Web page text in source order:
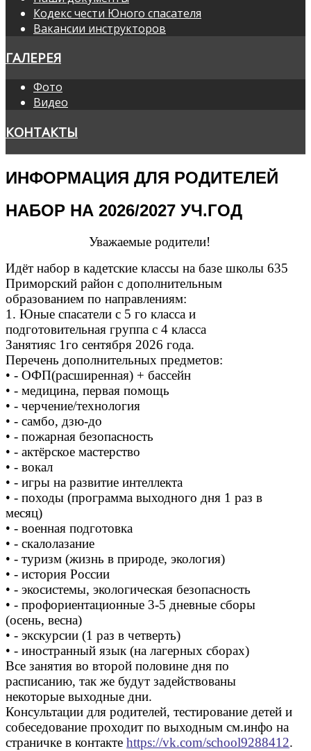
Кодекс чести Юного спасателя
Вакансии инструкторов
ГАЛЕРЕЯ
Фото
Видео
КОНТАКТЫ
ИНФОРМАЦИЯ ДЛЯ РОДИТЕЛЕЙ
НАБОР НА 2026/2027 УЧ.ГОД
Уважаемые родители!
Идёт набор в кадетские классы на базе школы 635
Приморский район с дополнительным
образованием по направлениям:
1. Юные спасатели с 5 го класса и
подготовительная группа с 4 класса
Занятияс 1го сентября 2026 года.
Перечень дополнительных предметов:
• - ОФП(расширенная) + бассейн
• - медицина, первая помощь
• - черчение/технология
• - самбо, дзю-до
• - пожарная безопасность
• - актёрское мастерство
• - вокал
• - игры на развитие интеллекта
• - походы (программа выходного дня 1 раз в
месяц)
• - военная подготовка
• - скалолазание
• - туризм (жизнь в природе, экология)
• - история России
• - экосистемы, экологическая безопасность
• - профориентационные 3-5 дневные сборы
(осень, весна)
• - экскурсии (1 раз в четверть)
• - иностранный язык (на лагерных сборах)
Все занятия во второй половине дня по
расписанию, так же будут задействованы
некоторые выходные дни.
Консультации для родителей, тестирование детей и
собеседование проходит по выходным см.инфо на
страничке в контакте https://vk.com/school9288412.